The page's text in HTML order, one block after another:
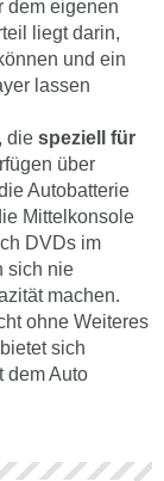
dem eigenen
liegt darin,
und ein
lassen
die speziell für
über
Autobatterie
Mittelkonsole
DVDs im
sich nie
machen.
ohne Weiteres
sich
dem Auto